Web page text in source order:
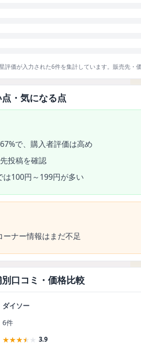
評価が入力された6件を集計しています。販売先・
・気になる点
で、購入者評価は高め
投稿を確認
は100円～199円が多い
ーナー情報はまだ不足
口コミ・価格比較
数 平均評価
ダイソー
6件
★★★★ ★ 3.9